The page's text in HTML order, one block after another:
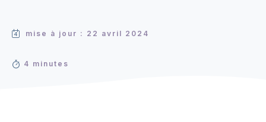
mise à jour : 22 avril 2024
4 minutes